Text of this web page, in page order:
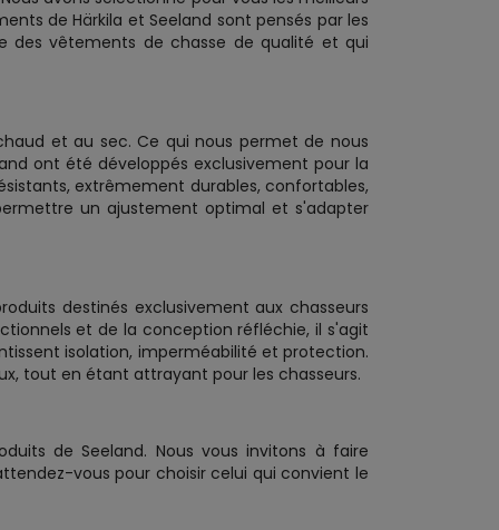
de Härkila et Seeland sont pensés par les
des vêtements de chasse de qualité et qui
et au sec. Ce qui nous permet de nous
ont été développés exclusivement pour la
extrêmement durables, confortables,
un ajustement optimal et s'adapter
destinés exclusivement aux chasseurs
et de la conception réfléchie, il s'agit
isolation, imperméabilité et protection.
tout en étant attrayant pour les chasseurs.
de Seeland. Nous vous invitons à faire
vous pour choisir celui qui convient le